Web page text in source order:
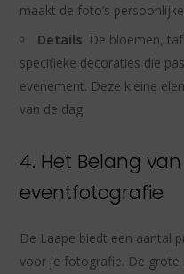
maakt de foto’s
Details: De bloemen,
specifieke decoraties die
evenement. Deze kleine
van de dag.
4. Het Belang
eventfotografie
De Laape biedt een aantal
voor je fotografie. De grote